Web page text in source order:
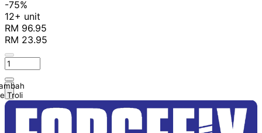
-75%
12+ unit
RM 96.95
RM 23.95
Troli